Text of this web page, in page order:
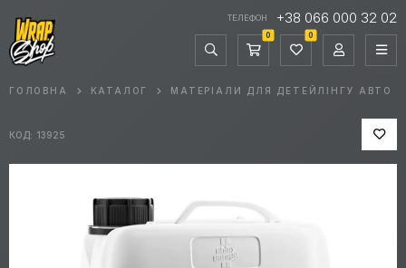
ТЕЛЕФОН +38 066 000 32 02
0 0
ГОЛОВНА КАТАЛОГ МАТЕРІАЛИ ДЛЯ ДЕТЕЙЛІНГУ АВТО
КОД: 13925